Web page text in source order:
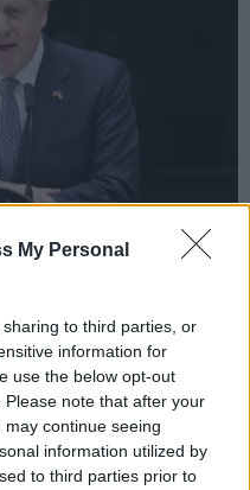
My Personal
to third parties, or
information for
use the below opt-out
note that after your
continue seeing
information utilized by
to third parties prior to
britannico Boris Johnson
del partito conservatore
di fronte l’uscio di 10
ministro.
Street finchè i conservatori
organizzando